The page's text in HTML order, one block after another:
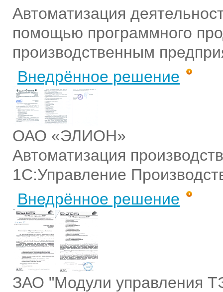
Автоматизация
помощью программного
производственным
Внедрённое решение
ОАО «ЭЛИОН»
Автоматизация
1С:Управление
Внедрённое решение
ЗАО "Модули управления